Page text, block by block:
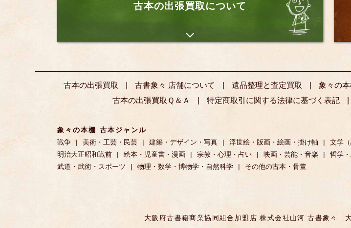
古本の出張買取について
古本の出張買取 古書象々 店舗について 遺品整理と査定買取 象々の本
古本の出張買取Ｑ＆Ａ
特定商取引に関する法律に基づく表記
象々の本棚 古本ジャンル
戦争
美術・工芸・民芸 建築・デザイン・写真 浮世絵・版画・絵画・掛け軸 文学
明治大正昭和戦前
絵本・児童書・漫画 宗教・心理・占い 映画・芸能・音楽 哲学
武道・武術・スポーツ
物理・数学・博物学・自然科学 その他の古本・骨董
大阪府古書籍商業協同組合加盟店 株式会社山河 古書象々